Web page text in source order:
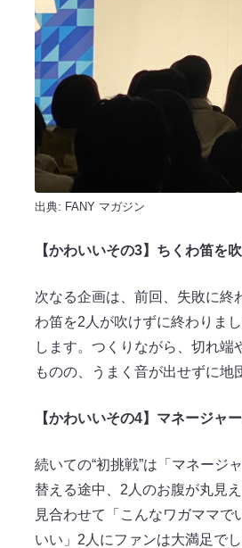
出典: FANY マガジン
【かわいいその3】 ちくわ笛を
次なる企画は、前回、失敗に終
わ笛を2人が吹けずに終わりま
します。つくりながら、切れ
ものの、うまく音が出せずに地
【かわいいその4】 マネージャ
続いての“初挑戦”は「マネージ
替える途中、2人のお腹が丸見
見合わせて「こんなワガママ
いい」2人にファンは大満足でし